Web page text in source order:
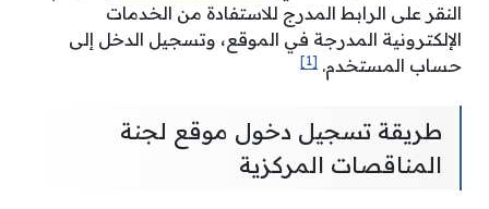
النقر على الرابط المدرج للاستفادة من الخدمات
الإلكترونية المدرجة في الموقع، وتسجيل الدخل إلى
حساب المستخدم. [1]
طريقة تسجيل دخول موقع لجنة
المناقصات المركزية